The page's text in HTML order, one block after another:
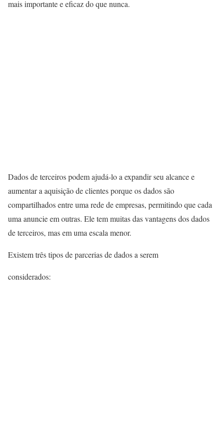
mais importante e eficaz do que nunca.
Dados de terceiros podem ajudá-lo a expandir seu alcance e
aumentar a aquisição de clientes porque os dados são
compartilhados entre uma rede de empresas, permitindo que cada
uma anuncie em outras. Ele tem muitas das vantagens dos dados
de terceiros, mas em uma escala menor.
Existem três tipos de parcerias de dados a serem
considerados: